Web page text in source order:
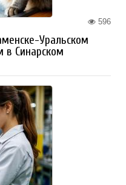
596
Уральском
Синарском